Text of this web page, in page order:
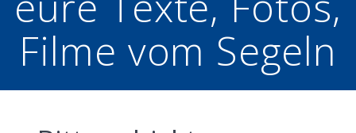
Filme vom Segeln